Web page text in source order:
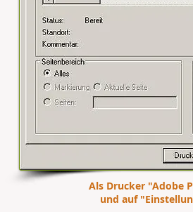
Als Drucker "Adobe
und auf